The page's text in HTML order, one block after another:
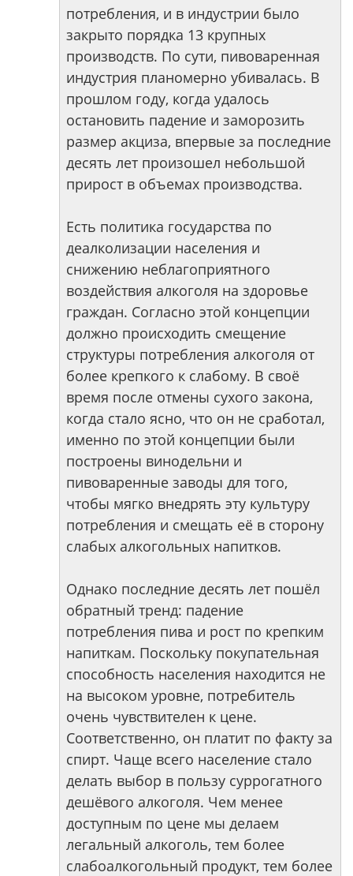
потребления, и в индустрии было
закрыто порядка 13 крупных
производств. По сути, пивоваренная
индустрия планомерно убивалась. В
прошлом году, когда удалось
остановить падение и заморозить
размер акциза, впервые за последние
десять лет произошел небольшой
прирост в объемах производства.
Есть политика государства по
деалколизации населения и
снижению неблагоприятного
воздействия алкоголя на здоровье
граждан. Согласно этой концепции
должно происходить смещение
структуры потребления алкоголя от
более крепкого к слабому. В своё
время после отмены сухого закона,
когда стало ясно, что он не сработал,
именно по этой концепции были
построены винодельни и
пивоваренные заводы для того,
чтобы мягко внедрять эту культуру
потребления и смещать её в сторону
слабых алкогольных напитков.
Однако последние десять лет пошёл
обратный тренд: падение
потребления пива и рост по крепким
напиткам. Поскольку покупательная
способность населения находится не
на высоком уровне, потребитель
очень чувствителен к цене.
Соответственно, он платит по факту за
спирт. Чаще всего население стало
делать выбор в пользу суррогатного
дешёвого алкоголя. Чем менее
доступным по цене мы делаем
легальный алкоголь, тем более
слабоалкогольный продукт, тем более